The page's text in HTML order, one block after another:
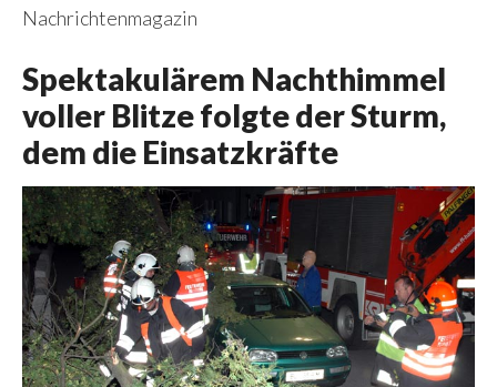
Nachrichtenmagazin
Spektakulärem Nachthimmel
voller Blitze folgte der Sturm,
dem die Einsatzkräfte